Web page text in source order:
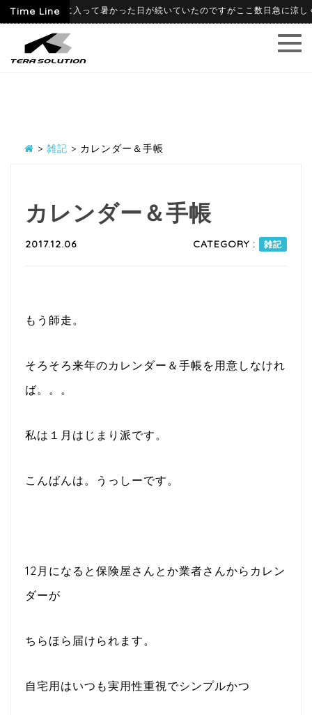
Time Line
06-09 6月に入って暑かった日が続いていたのですがここ数日急に涼し
> 雑記 > カレンダー＆手帳
カレンダー＆手帳
2017.12.06 CATEGORY : 雑記
もう師走。
そろそろ来年のカレンダー＆手帳を用意しなけれ
ば。。。
私は１月はじまり派です。
こんばんは。うっしーです。
12月になると保険屋さんとか業者さんからカレン
ダーが
ちらほら届けられます。
自宅用はいつも実用性重視でシンプルかつ